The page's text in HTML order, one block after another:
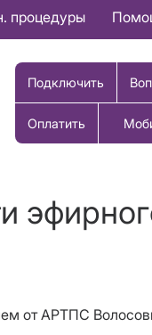
процедуры
Подключить
Оплатить
от АРТПС